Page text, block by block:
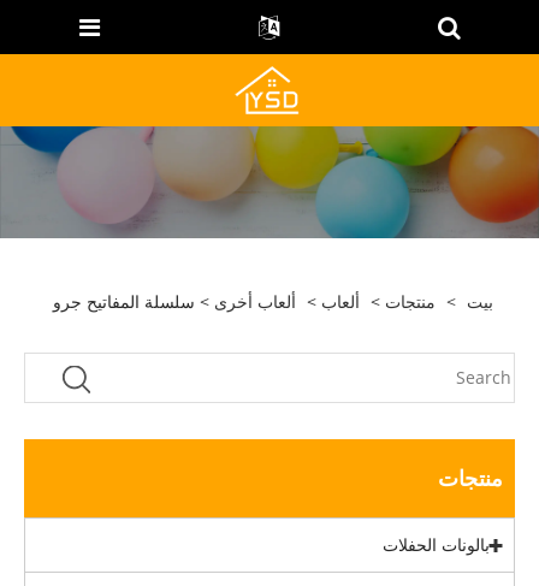
بيت > منتجات > ألعاب > ألعاب أخرى > سلسلة المفاتيح جرو
منتجات
بالونات الحفلات